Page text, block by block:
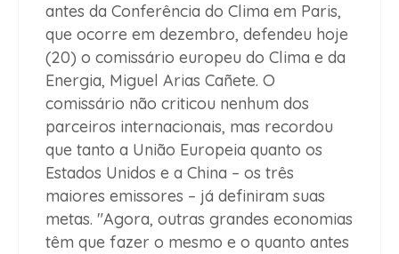
antes da Conferência do Clima em Paris,
que ocorre em dezembro, defendeu hoje
(20) o comissário europeu do Clima e da
Energia, Miguel Arias Cañete. O
comissário não criticou nenhum dos
parceiros internacionais, mas recordou
que tanto a União Europeia quanto os
Estados Unidos e a China – os três
maiores emissores – já definiram suas
metas. "Agora, outras grandes economias
têm que fazer o mesmo e o quanto antes